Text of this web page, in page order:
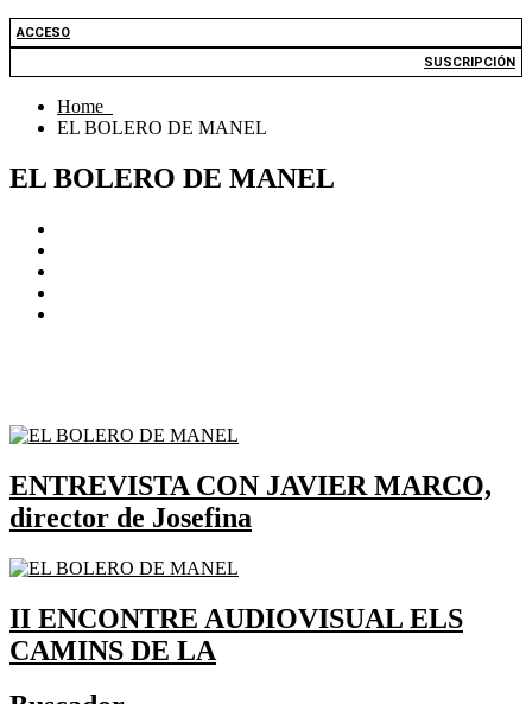
ACCESO
SUSCRIPCIÓN
Home
EL BOLERO DE MANEL
EL BOLERO DE MANEL
ENTREVISTA CON JAVIER MARCO,
director de Josefina
II ENCONTRE AUDIOVISUAL ELS
CAMINS DE LA